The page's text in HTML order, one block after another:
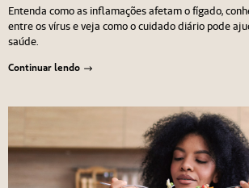
Entenda como as inflamações afetam o fígado,
entre os vírus e veja como o cuidado diário pode
saúde.
Continuar lendo